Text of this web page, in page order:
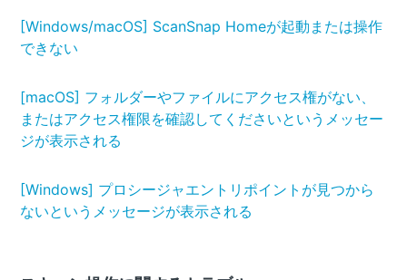
[Windows/macOS] ScanSnap Homeが起動または操作
できない
[macOS] フォルダーやファイルにアクセス権がない、
またはアクセス権限を確認してくださいというメッセー
ジが表示される
[Windows] プロシージャエントリポイントが見つから
ないというメッセージが表示される